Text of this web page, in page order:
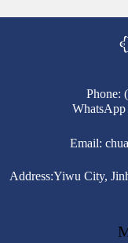
Phone:
WhatsApp
Email:
Address:Yiwu City,